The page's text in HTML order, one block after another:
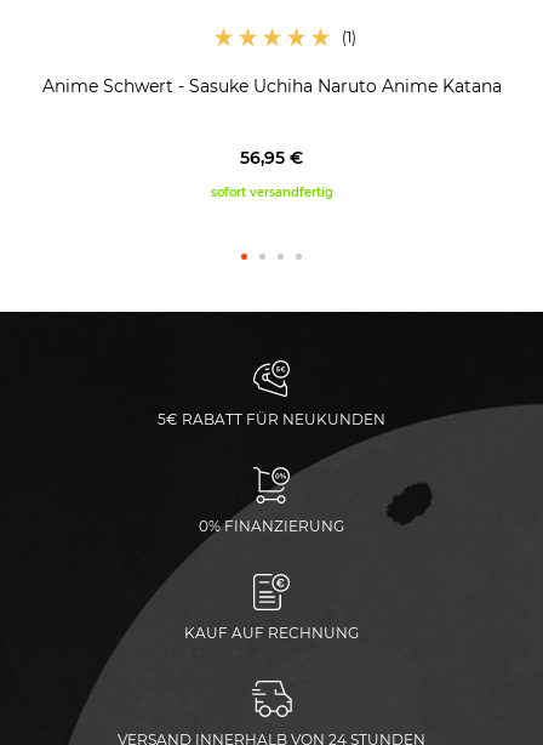
Anime Schwert - Sasuke Uchiha Naruto Anime Katana
56,95 €
sofort versandfertig
5€ RABATT FÜR NEUKUNDEN
0% FINANZIERUNG
KAUF AUF RECHNUNG
VERSAND INNERHALB VON 24 STUNDEN